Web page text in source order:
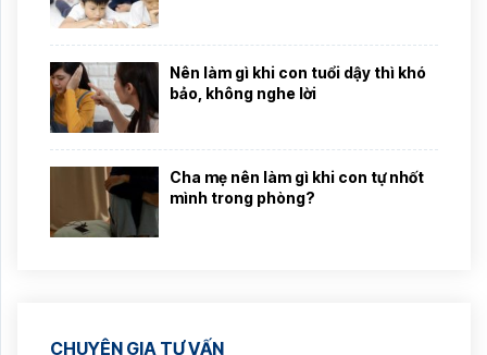
Nên làm gì khi con tuổi dậy thì khó
bảo, không nghe lời
Cha mẹ nên làm gì khi con tự nhốt
mình trong phòng?
CHUYÊN GIA TƯ VẤN